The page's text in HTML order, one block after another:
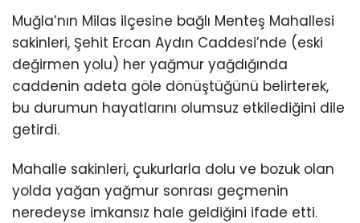
Muğla’nın Milas ilçesine bağlı Menteş Mahallesi
sakinleri, Şehit Ercan Aydın Caddesi’nde (eski
değirmen yolu) her yağmur yağdığında
caddenin adeta göle dönüştüğünü belirterek,
bu durumun hayatlarını olumsuz etkilediğini dile
getirdi.
Mahalle sakinleri, çukurlarla dolu ve bozuk olan
yolda yağan yağmur sonrası geçmenin
neredeyse imkansız hale geldiğini ifade etti.